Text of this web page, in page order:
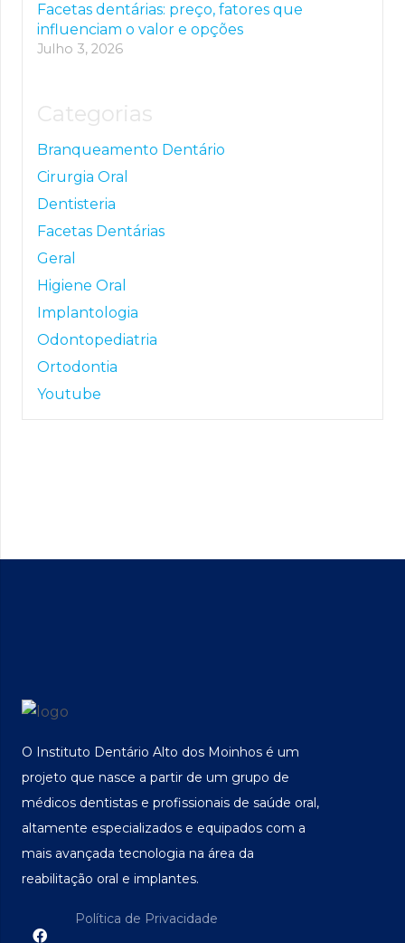
Facetas dentárias: preço, fatores que
influenciam o valor e opções
Julho 3, 2026
Categorias
Branqueamento Dentário
Cirurgia Oral
Dentisteria
Facetas Dentárias
Geral
Higiene Oral
Implantologia
Odontopediatria
Ortodontia
Youtube
O Instituto Dentário Alto dos Moinhos é um
projeto que nasce a partir de um grupo de
médicos dentistas e profissionais de saúde oral,
altamente especializados e equipados com a
mais avançada tecnologia na área da
reabilitação oral e implantes.
Política de Privacidade